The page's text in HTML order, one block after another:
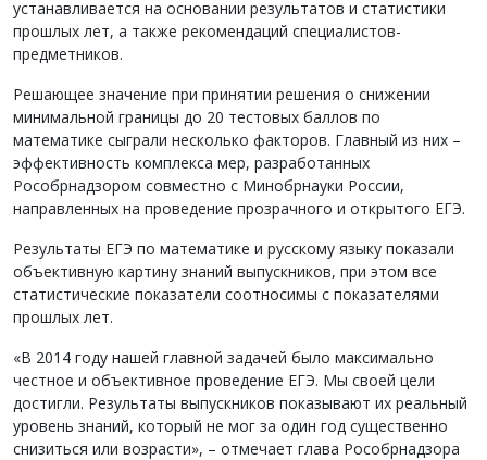
устанавливается на основании результатов и статистики
прошлых лет, а также рекомендаций специалистов-
предметников.
Решающее значение при принятии решения о снижении
минимальной границы до 20 тестовых баллов по
математике сыграли несколько факторов. Главный из них –
эффективность комплекса мер, разработанных
Рособрнадзором совместно с Минобрнауки России,
направленных на проведение прозрачного и открытого ЕГЭ.
Результаты ЕГЭ по математике и русскому языку показали
объективную картину знаний выпускников, при этом все
статистические показатели соотносимы с показателями
прошлых лет.
«В 2014 году нашей главной задачей было максимально
честное и объективное проведение ЕГЭ. Мы своей цели
достигли. Результаты выпускников показывают их реальный
уровень знаний, который не мог за один год существенно
снизиться или возрасти», – отмечает глава Рособрнадзора